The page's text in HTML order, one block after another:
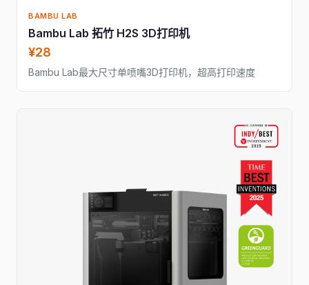
BAMBU LAB
Bambu Lab 拓竹 H2S 3D打印机
¥28
Bambu Lab最大尺寸单喷嘴3D打印机，超高打印速度